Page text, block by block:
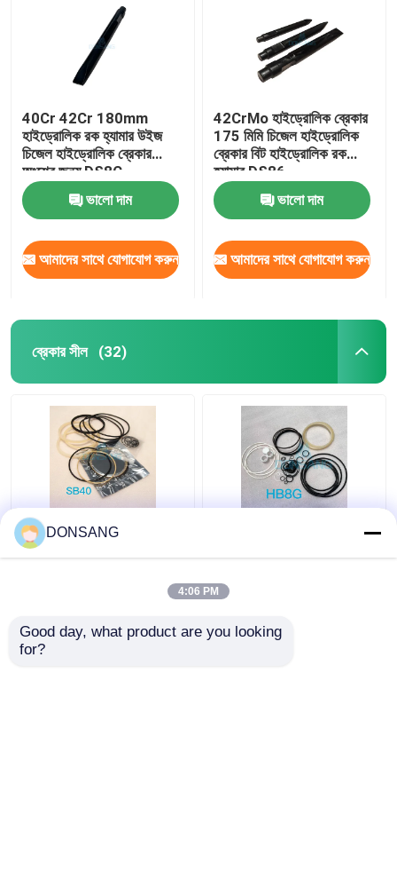
40Cr 42Cr 180mm
হাইড্রোলিক রক হ্যামার উইজ
চিজেল হাইড্রোলিক ব্রেকার
অংশের জন্য DS8C
ভালো দাম
আমাদের সাথে যোগাযোগ করুন
42CrMo হাইড্রোলিক ব্রেকার
175 মিমি চিজেল হাইড্রোলিক
ব্রেকার বিট হাইড্রোলিক রক
হ্যামার DS86
ভালো দাম
আমাদের সাথে যোগাযোগ করুন
ব্রেকার সীল (32)
নীল হলুদ SB40 হাইড্রোলিক
ব্রেকার সীল কিট রক ব্রেকার সীল
DONSANG
4:06 PM
Good day, what product are you looking
for?